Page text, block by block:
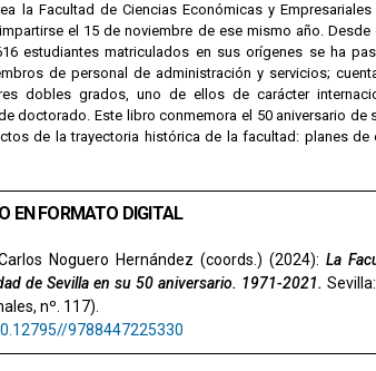
la Facultad de Ciencias Económicas y
el 15 de noviembre de ese mismo año.
estudiantes matriculados en sus orígenes se ha
de personal de administración y servicios;
dobles grados, uno de ellos de carácter
doctorado. Este libro conmemora el 50 aniversario de
de la trayectoria histórica de la facultad: planes de
EN FORMATO DIGITAL
Noguero Hernández (coords.) (2024): La
de Sevilla en su 50 aniversario. 1971-2021.
nº. 117).
9788447225330